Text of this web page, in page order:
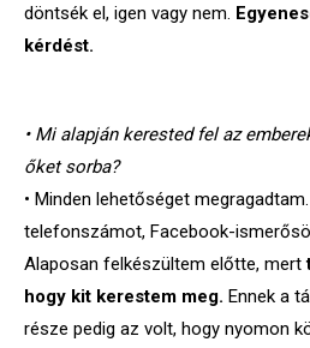
döntsék el, igen vagy nem.
kérdést.
• Mi alapján kerested fel az
őket sorba?
• Minden lehetőséget
telefonszámot, Facebook-
Alaposan felkészültem előtte, mert
hogy kit kerestem meg. Ennek a
része pedig az volt, hogy nyomon